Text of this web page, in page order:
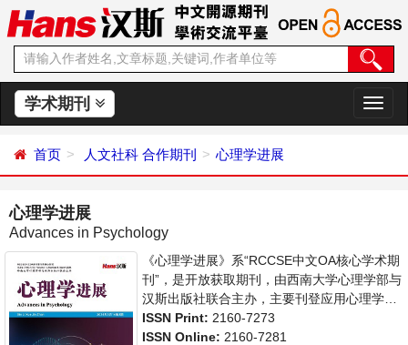
学术期刊
切
换
首页 人文社科 合作期刊 心理学进展
心理学进展
Advances in Psychology
《心理学进展》系“RCCSE中文OA核心学术期
刊”，是开放获取期刊，由西南大学心理学部与
汉斯出版社联合主办，主要刊登应用心理学、
社会心理学等领域的学术论文和成果报道及评
述。支持思想创新、学术创新，倡导科学，繁
ISSN Print: 2160-7273
ISSN Online: 2160-7281